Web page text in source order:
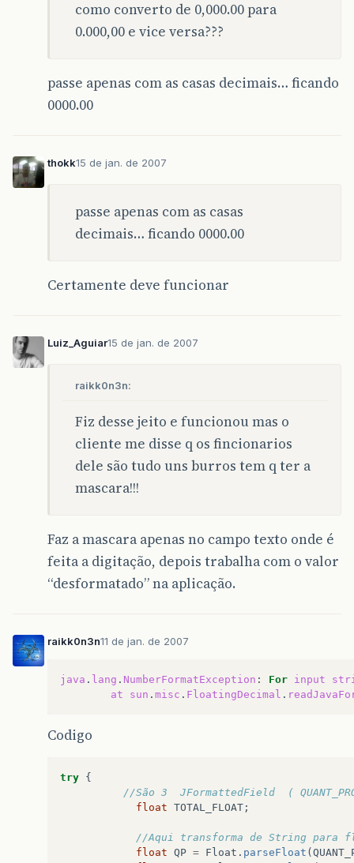
como converto de 0,000.00 para
0.000,00 e vice versa???
passe apenas com as casas decimais… ficando
0000.00
thokk15 de jan. de 2007
passe apenas com as casas
decimais… ficando 0000.00
Certamente deve funcionar
Luiz_Aguiar15 de jan. de 2007
raikk0n3n:
Fiz desse jeito e funcionou mas o
cliente me disse q os fincionarios
dele são tudo uns burros tem q ter a
mascara!!!
Faz a mascara apenas no campo texto onde é
feita a digitação, depois trabalha com o valor
“desformatado” na aplicação.
raikk0n3n11 de jan. de 2007
java . lang . NumberFormatException : For input
at
sun . misc . FloatingDecimal .
Codigo
try {
//São 3  JFormattedField  (
float TOTAL_FLOAT ;
//Aqui transforma de String para
float QP = Float . parseFloat (